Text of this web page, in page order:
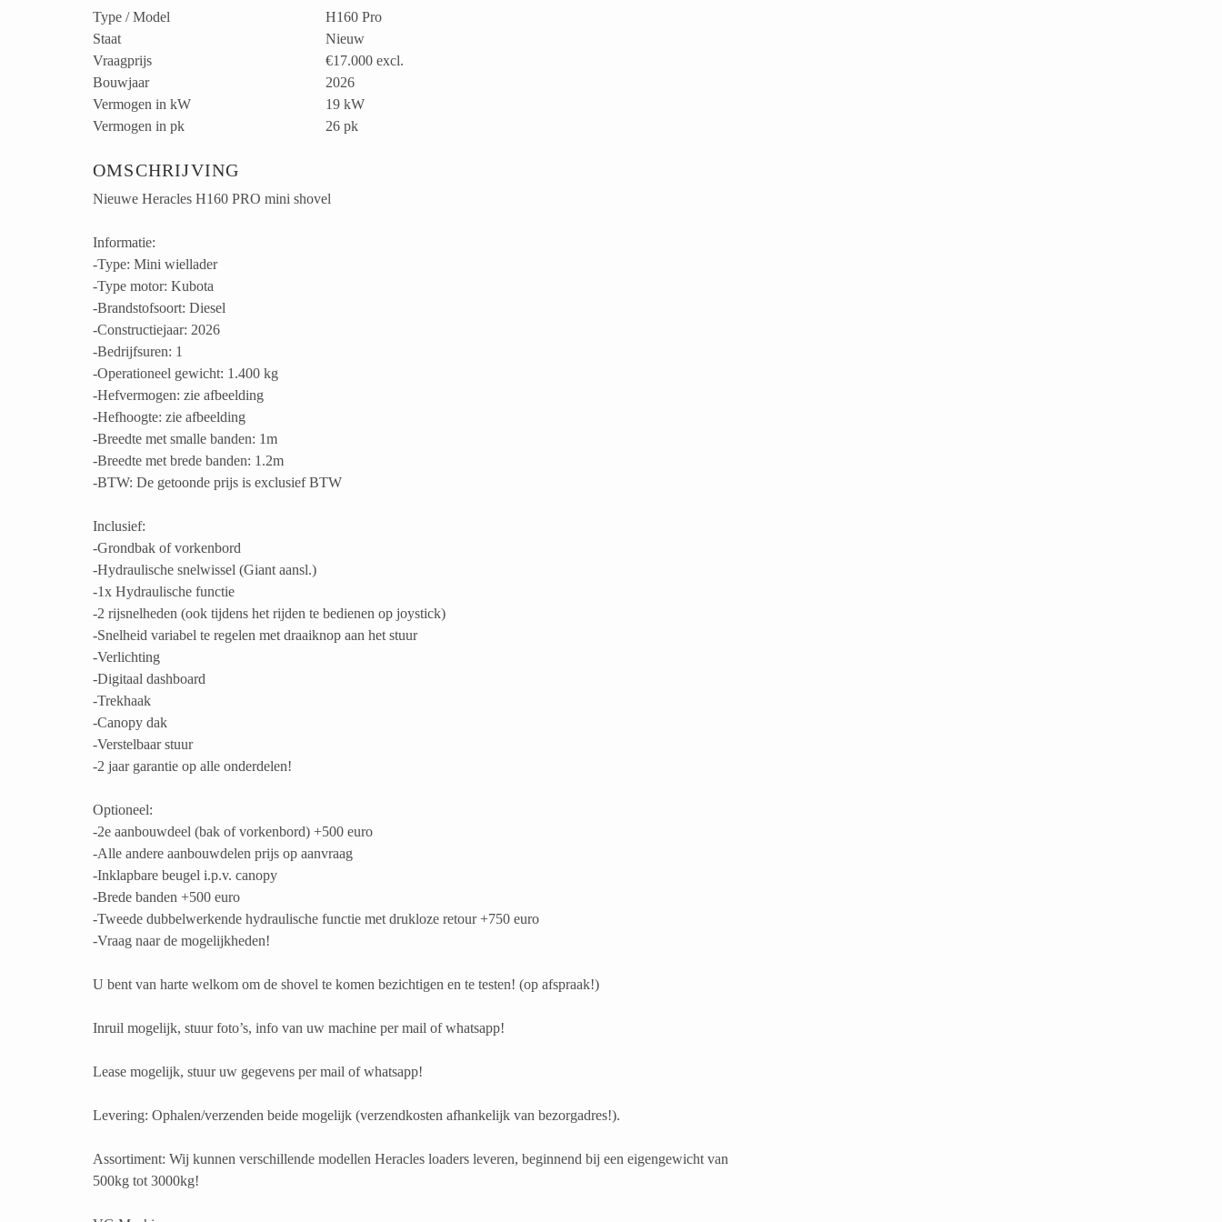
Type / Model
H160 Pro
Staat
Nieuw
Vraagprijs
€17.000 excl.
Bouwjaar
2026
Vermogen in kW
19 kW
Vermogen in pk
26 pk
OMSCHRIJVING
Nieuwe Heracles H160 PRO mini shovel
Informatie:
-Type: Mini wiellader
-Type motor: Kubota
-Brandstofsoort: Diesel
-Constructiejaar: 2026
-Bedrijfsuren: 1
-Operationeel gewicht: 1.400 kg
-Hefvermogen: zie afbeelding
-Hefhoogte: zie afbeelding
-Breedte met smalle banden: 1m
-Breedte met brede banden: 1.2m
-BTW: De getoonde prijs is exclusief BTW
Inclusief:
-Grondbak of vorkenbord
-Hydraulische snelwissel (Giant aansl.)
-1x Hydraulische functie
-2 rijsnelheden (ook tijdens het rijden te bedienen op joystick)
-Snelheid variabel te regelen met draaiknop aan het stuur
-Verlichting
-Digitaal dashboard
-Trekhaak
-Canopy dak
-Verstelbaar stuur
-2 jaar garantie op alle onderdelen!
Optioneel:
-2e aanbouwdeel (bak of vorkenbord) +500 euro
-Alle andere aanbouwdelen prijs op aanvraag
-Inklapbare beugel i.p.v. canopy
-Brede banden +500 euro
-Tweede dubbelwerkende hydraulische functie met drukloze retour +750 euro
-Vraag naar de mogelijkheden!
U bent van harte welkom om de shovel te komen bezichtigen en te testen! (op afspraak!)
Inruil mogelijk, stuur foto’s, info van uw machine per mail of whatsapp!
Lease mogelijk, stuur uw gegevens per mail of whatsapp!
Levering: Ophalen/verzenden beide mogelijk (verzendkosten afhankelijk van bezorgadres!).
Assortiment: Wij kunnen verschillende modellen Heracles loaders leveren, beginnend bij een eigengewicht van
500kg tot 3000kg!